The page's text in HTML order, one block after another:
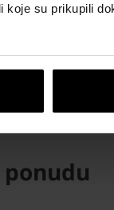
su prikupili